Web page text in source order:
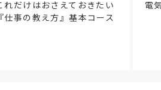
れだけはおさえておきたい
『仕事の教え方』基本コース
電